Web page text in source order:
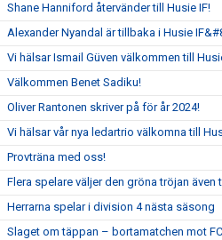
Shane Hanniford återvänder till Husie IF!
Alexander Nyandal är tillbaka i Husie
Vi hälsar Ismail Güven välkommen till
Välkommen Benet Sadiku!
Oliver Rantonen skriver på för år 2024!
Vi hälsar vår nya ledartrio välkomna till
Provträna med oss!
Flera spelare väljer den gröna tröjan även
Herrarna spelar i division 4 nästa säsong
Slaget om täppan – bortamatchen mot